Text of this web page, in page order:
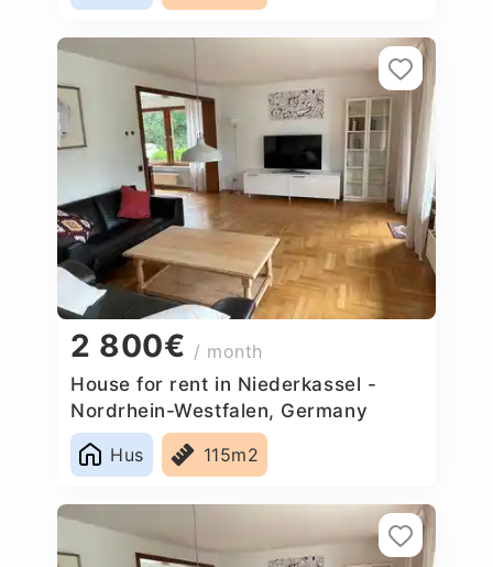
2 800€ / month
House for rent in Niederkassel -
Nordrhein-Westfalen, Germany
Hus
115m2